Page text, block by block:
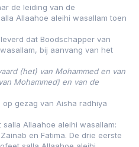
de leiding van de
Allaahoe aleihi wasallam toen
dat Boodschapper van
bij aanvang van het
(het) van Mohammed en van
Mohammed) en van de
gezag van Aisha radhiya
Allaahoe aleihi wasallam:
en Fatima. De drie eerste